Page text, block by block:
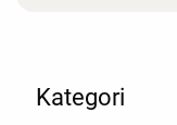
Kategori